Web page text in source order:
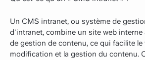
Un CMS intranet, ou système de
d'intranet, combine un site web interne
de gestion de contenu, ce qui facilite le
modification et la gestion du contenu.